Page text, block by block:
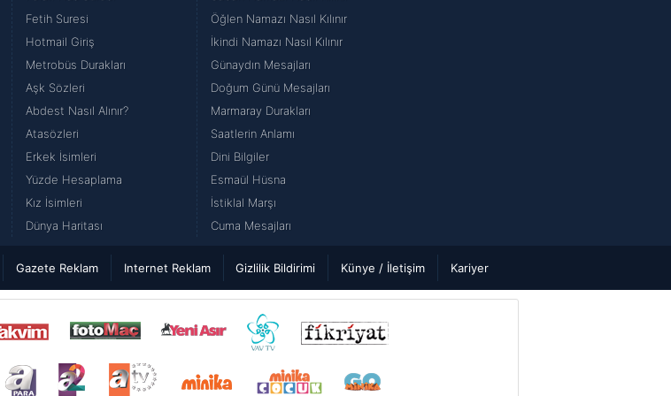
Fetih Suresi
Hotmail Giriş
Metrobüs Durakları
Aşk Sözleri
Abdest Nasıl Alınır?
Atasözleri
Erkek İsimleri
Yüzde Hesaplama
Kız İsimleri
Dünya Haritası
Öğlen Namazı Nasıl Kılınır
İkindi Namazı Nasıl Kılınır
Günaydın Mesajları
Doğum Günü Mesajları
Marmaray Durakları
Saatlerin Anlamı
Dini Bilgiler
Esmaül Hüsna
İstiklal Marşı
Cuma Mesajları
Gazete Reklam Internet Reklam Gizlilik Bildirimi Künye / İletişim Kariyer